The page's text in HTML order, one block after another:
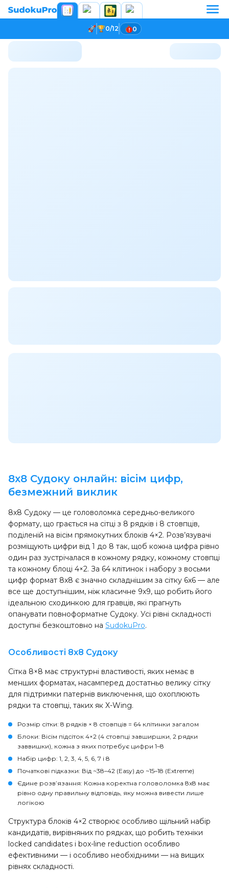
0/12 0
8x8 Судоку онлайн: вісім цифр,
безмежний виклик
8x8 Судоку — це головоломка середньо-великого
формату, що грається на сітці з 8 рядків і 8 стовпців,
поділеній на вісім прямокутних блоків 4×2. Розв’язувачі
розміщують цифри від 1 до 8 так, щоб кожна цифра рівно
один раз зустрічалася в кожному рядку, кожному стовпці
та кожному блоці 4×2. За 64 клітинок і набору з восьми
цифр формат 8x8 є значно складнішим за сітку 6x6 — але
все ще доступнішим, ніж класичне 9x9, що робить його
ідеальною сходинкою для гравців, які прагнуть
опанувати повноформатне Судоку. Усі рівні складності
доступні безкоштовно на SudokuPro.
Особливості 8x8 Судоку
Сітка 8×8 має структурні властивості, яких немає в
менших форматах, насамперед достатньо велику сітку
для підтримки патернів виключення, що охоплюють
рядки та стовпці, таких як X-Wing.
Розмір сітки: 8 рядків × 8 стовпців = 64 клітинки загалом
Блоки: Вісім підсіток 4×2 (4 стовпці завширшки, 2 рядки
заввишки), кожна з яких потребує цифри 1–8
Набір цифр: 1, 2, 3, 4, 5, 6, 7 і 8
Початкові підказки: Від ~38–42 (Easy) до ~15–18 (Extreme)
Єдине розв’язання: Кожна коректна головоломка 8x8 має
рівно одну правильну відповідь, яку можна вивести лише
логікою
Структура блоків 4×2 створює особливо щільний набір
кандидатів, вирівняних по рядках, що робить техніки
locked candidates і box-line reduction особливо
ефективними — і особливо необхідними — на вищих
рівнях складності.